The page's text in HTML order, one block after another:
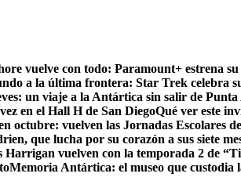
vuelve con todo: Paramount+ estrena
a la última frontera: Star Trek celebra
un viaje a la Antártica sin salir de Punta
en el Hall H de San DiegoQué ver este
octubre: vuelven las Jornadas Escolares
que lucha por su corazón a sus siete
Harrigan vuelven con la temporada 2 de
Memoria Antártica: el museo que custodia